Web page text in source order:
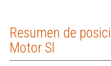
Resumen de
Motor Sl